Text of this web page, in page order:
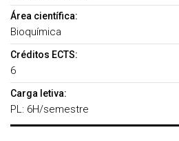
Área científica:
Bioquímica
Créditos ECTS:
6
Carga letiva:
PL: 6H/semestre